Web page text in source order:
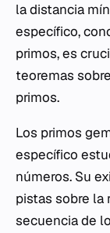
la distancia
específico,
primos, es
teoremas
primos.
Los primos
específico
números. Su
pistas sobre la
secuencia de